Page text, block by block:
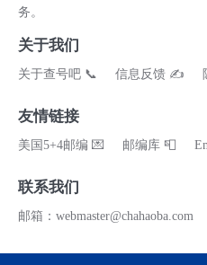
务。
关于我们
关于查号吧 📞 信息反馈 ✍
友情链接
美国5+4邮编 💌 邮编库 📮
联系我们
邮箱：webmaster@chahaoba.com